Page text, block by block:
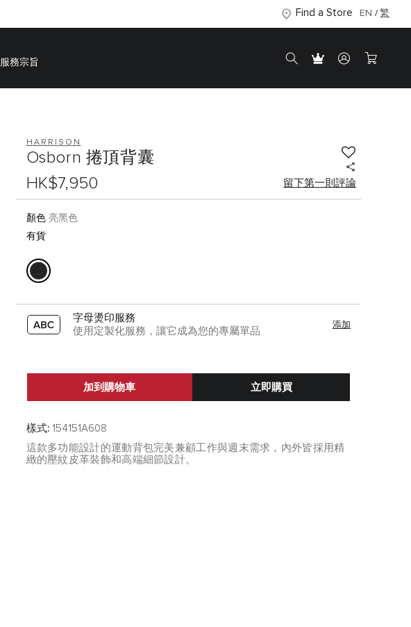
Find a Store EN 繁
服務宗旨
HARRISON
Osborn 捲頂背囊
HK$7,950
留下第一則評論
顏色 亮黑色
有貨
字母燙印服務
使用定製化服務，讓它成為您的專屬單品
添加
加到購物車 立即購買
樣式: 154151A608
這款多功能設計的運動背包完美兼顧工作與週末需求，內外皆採用精
緻的壓紋皮革裝飾和高端細節設計。